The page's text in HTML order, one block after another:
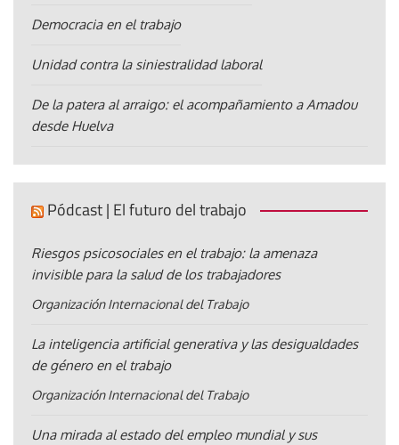
Democracia en el trabajo
Unidad contra la siniestralidad laboral
De la patera al arraigo: el acompañamiento a Amadou
desde Huelva
Pódcast | El futuro del trabajo
Riesgos psicosociales en el trabajo: la amenaza
invisible para la salud de los trabajadores
Organización Internacional del Trabajo
La inteligencia artificial generativa y las desigualdades
de género en el trabajo
Organización Internacional del Trabajo
Una mirada al estado del empleo mundial y sus